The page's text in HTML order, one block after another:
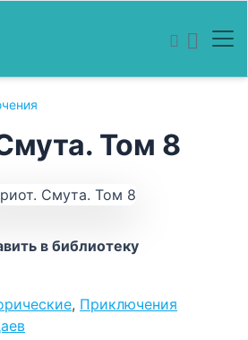
Том 8
в библиотеку
, Приключения